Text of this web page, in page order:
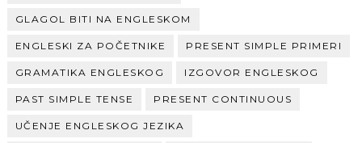
GLAGOL BITI NA ENGLESKOM
ENGLESKI ZA POČETNIKE PRESENT SIMPLE PRIMERI
GRAMATIKA ENGLESKOG IZGOVOR ENGLESKOG
PAST SIMPLE TENSE PRESENT CONTINUOUS
UČENJE ENGLESKOG JEZIKA